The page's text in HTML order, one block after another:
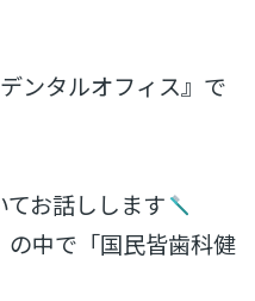
ンタルオフィス』で
お話しします
中で「国民皆歯科健